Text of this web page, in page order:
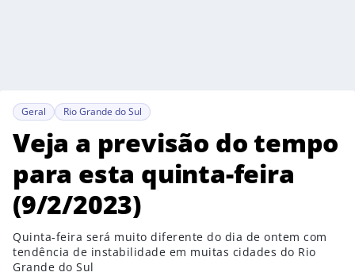
Geral Rio Grande do Sul
Veja a previsão do tempo
para esta quinta-feira
(9/2/2023)
Quinta-feira será muito diferente do dia de ontem com
tendência de instabilidade em muitas cidades do Rio
Grande do Sul